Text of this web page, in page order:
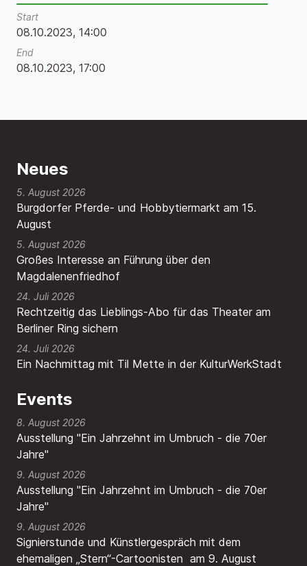
Start
08.10.2023, 14:00
End
08.10.2023, 17:00
Neues
Burgdorfer Pferde- und Hobbytiermarkt am 15.
August
5. August 2026
Großes Interesse an Führung über den
Magdalenenfriedhof
5. August 2026
Rechtzeitig das Lieblings-Abo für das Theater am
Berliner Ring sichern
24. Juli 2026
Ein Nachmittag mit Til Mette in der KulturWerkStadt
24. Juli 2026
Events
8. August 2026
Ausstellung "Ein Jahrzehnt im Umbruch - die 70er
Jahre"
9. August 2026
Ausstellung "Ein Jahrzehnt im Umbruch - die 70er
Jahre"
9. August 2026
Signierstunde und Künstlergespräch mit dem
ehemaligen „Stern“-Cartoonisten am 9. August